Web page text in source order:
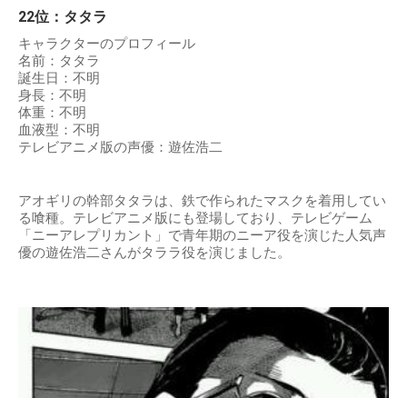
22位：タタラ
キャラクターのプロフィール
名前：タタラ
誕生日：不明
身長：不明
体重：不明
血液型：不明
テレビアニメ版の声優：遊佐浩二
アオギリの幹部タタラは、鉄で作られたマスクを着用してい
る喰種。テレビアニメ版にも登場しており、テレビゲーム
「ニーアレプリカント」で青年期のニーア役を演じた人気声
優の遊佐浩二さんがタララ役を演じました。